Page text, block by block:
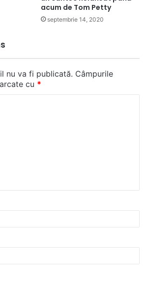
acum de Tom Petty
septembrie 14, 2020
nu va fi publicată. Câmpurile
cu *